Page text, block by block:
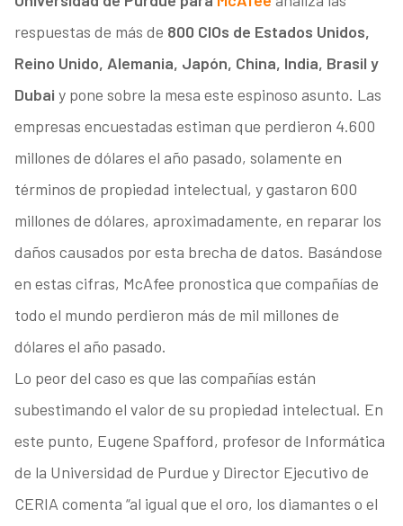
respuestas de más de 800 CIOs de Estados Unidos,
Reino Unido, Alemania, Japón, China, India, Brasil y
Dubai y pone sobre la mesa este espinoso asunto. Las
empresas encuestadas estiman que perdieron 4.600
millones de dólares el año pasado, solamente en
términos de propiedad intelectual, y gastaron 600
millones de dólares, aproximadamente, en reparar los
daños causados por esta brecha de datos. Basándose
en estas cifras, McAfee pronostica que compañías de
todo el mundo perdieron más de mil millones de
dólares el año pasado.
Lo peor del caso es que las compañías están
subestimando el valor de su propiedad intelectual. En
este punto, Eugene Spafford, profesor de Informática
de la Universidad de Purdue y Director Ejecutivo de
CERIA comenta “al igual que el oro, los diamantes o el